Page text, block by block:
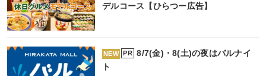
デルコース【ひらつー広告】
NEW PR
8/7(金)・8(土)の夜はバルナイ
ト